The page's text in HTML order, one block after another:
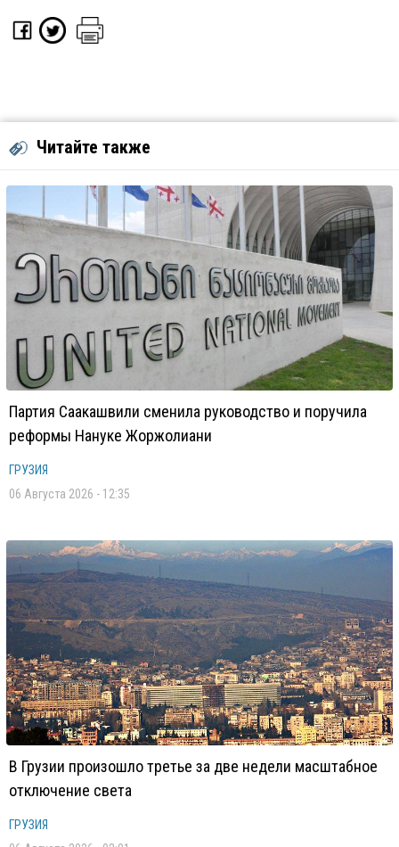
Читайте также
Партия Саакашвили сменила руководство и поручила
реформы Нануке Жоржолиани
ГРУЗИЯ
06 Августа 2026 - 12:35
В Грузии произошло третье за две недели масштабное
отключение света
ГРУЗИЯ